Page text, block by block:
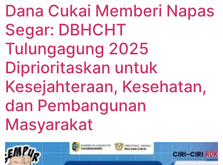
Dana Cukai Memberi Napas
Segar: DBHCHT
Tulungagung 2025
Diprioritaskan untuk
Kesejahteraan, Kesehatan,
dan Pembangunan
Masyarakat